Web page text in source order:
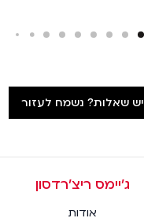
יש שאלות? נשמח לעזור
ג׳יימס ריצ׳רדסון
אודות